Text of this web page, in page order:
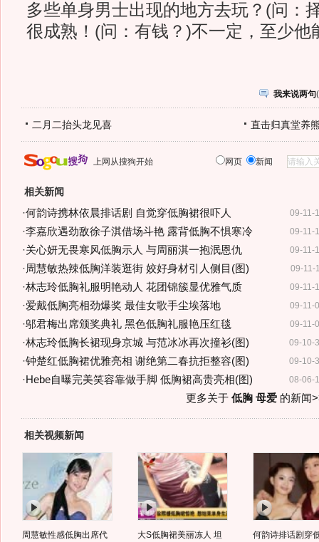
多些单身男士出现的地方去玩？(问：
很成熟！(问：有钱？)不一定，至少他
我来说两句(
二月二抬头龙见喜 直击归真堂养
上网从搜狗开始 网页 新闻
相关新闻
09-11-
·何韵诗携林依晨排话剧 自觉穿低胸裙很吓人
09-11-
·李嘉欣遇劲敌徐子淇借场斗艳 露背低胸不惧寒冷
09-11-
·关心妍无畏寒风低胸示人 与周丽淇一抱泯恩仇
09-11-
·周慧敏热辣低胸洋装逛街 姣好身材引人侧目(图)
09-11-
·林志玲低胸礼服明艳动人 花团锦簇显优雅气质
09-11-
·爱戴低胸亮相劲爆奖 最佳女歌手尘埃落地
09-11-
·邬君梅出席颁奖典礼 黑色低胸礼服艳压红毯
09-10-
·林志玲低胸长裙现身京城 与范冰冰再次撞衫(图)
09-10-
·钟楚红低胸裙优雅亮相 谢绝第二春抗拒整容(图)
08-06-
·Hebe自曝完美笑容靠做手脚 低胸裙高贵亮相(图)
更多关于 低胸 母爱的新闻
相关视频新闻
周慧敏性感低胸出席代
大S低胸裙美丽冻人 坦
何韵诗排话剧穿